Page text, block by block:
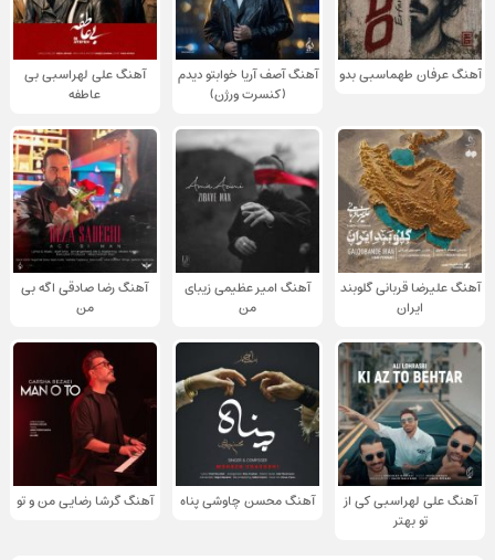
آهنگ عرفان طهماسبی بدو
آهنگ آصف آریا خوابتو دیدم
(کنسرت ورژن)
آهنگ علی لهراسبی بی
عاطفه
آهنگ علیرضا قربانی گلوبند
ایران
آهنگ امیر عظیمی زیبای
من
آهنگ رضا صادقی اگه بی
من
آهنگ علی لهراسبی کی از
تو ‌بهتر
آهنگ محسن چاوشی پناه آهنگ گرشا رضایی من و تو